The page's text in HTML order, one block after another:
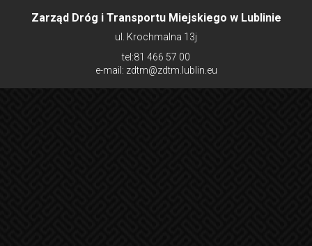
Zarząd Dróg i Transportu Miejskiego w Lublinie
ul. Krochmalna 13j
tel:81 466 57 00
e-mail: zdtm@zdtm.lublin.eu